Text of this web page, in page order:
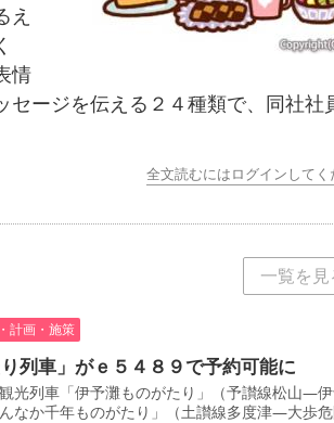
え
情
セージを伝える２４種類で、同社社
全文読むにはログインしてく
一覧を見
計画・施策
列車」がｅ５４８９で予約可能に
光列車「伊予灘ものがたり」（予讃線松山―
なか千年ものがたり」（土讃線多度津―大歩